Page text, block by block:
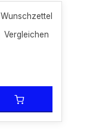
Wunschzettel
Vergleichen